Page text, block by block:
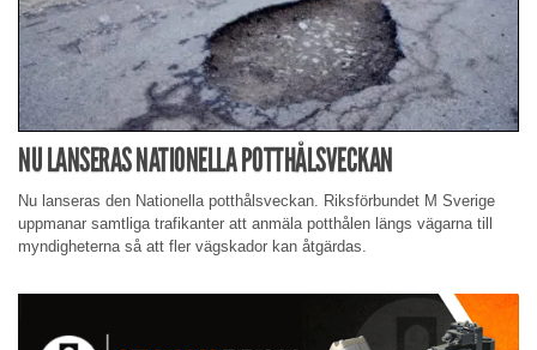
NU LANSERAS NATIONELLA POTTHÅLSVECKAN
Nu lanseras den Nationella potthålsveckan. Riksförbundet M Sverige
uppmanar samtliga trafikanter att anmäla potthålen längs vägarna till
myndigheterna så att fler vägskador kan åtgärdas.